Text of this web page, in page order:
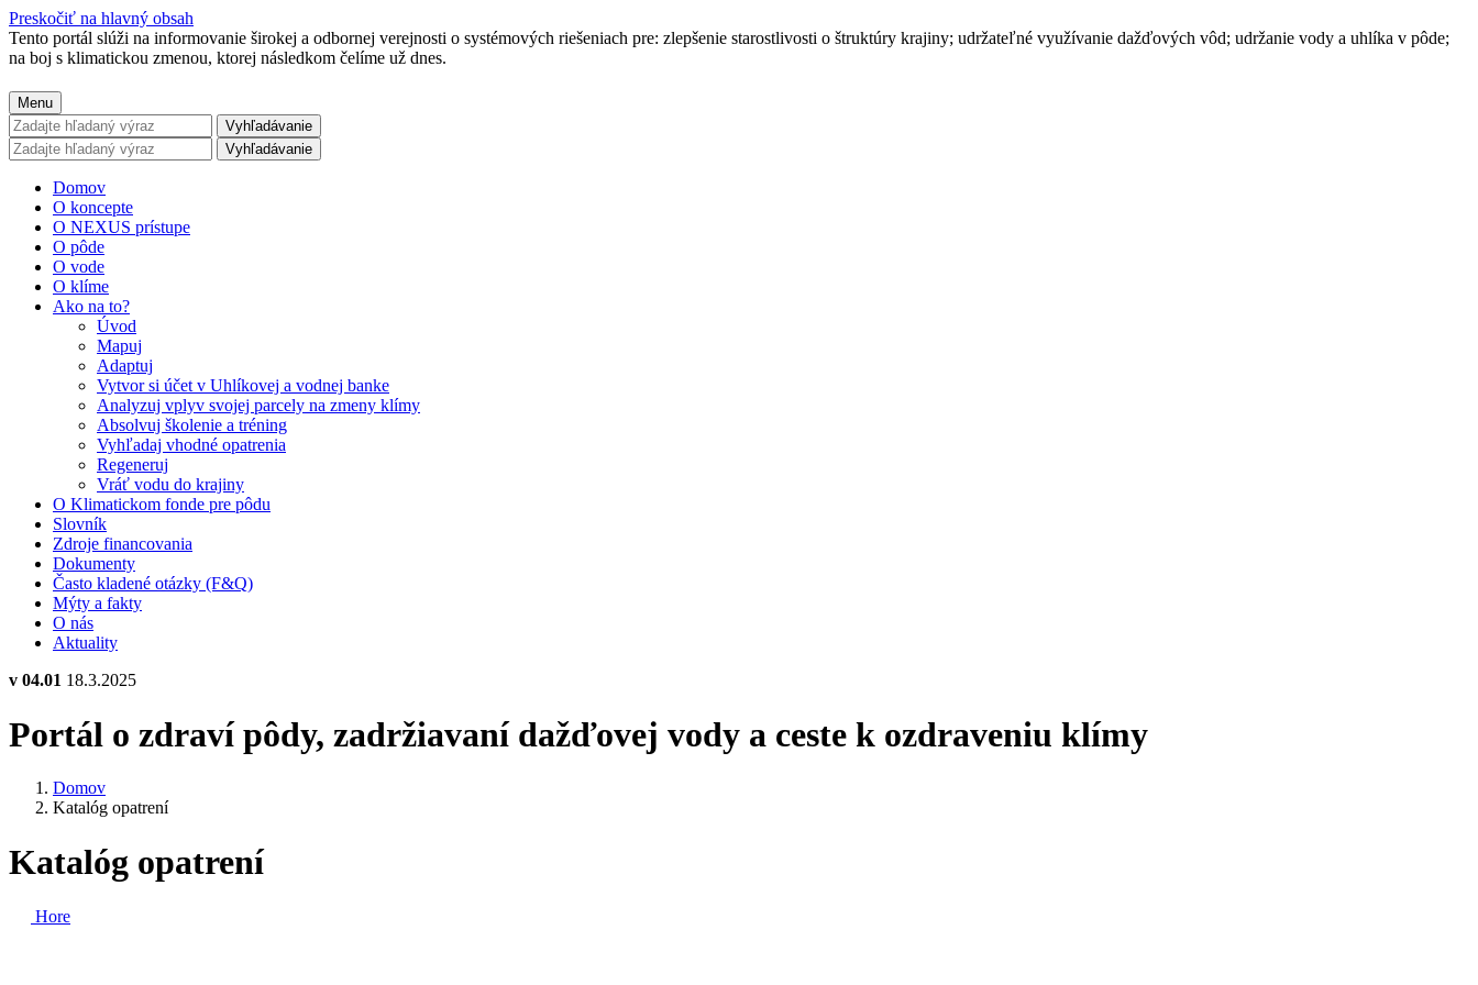
Preskočiť na hlavný obsah
Tento portál slúži na informovanie širokej a odbornej verejnosti o systémových riešeniach pre: zlepšenie starostlivosti o štruktúry krajiny; udržateľné využívanie dažďových vôd; udržanie vody a uhlíka v pôde;
na boj s klimatickou zmenou, ktorej následkom čelíme už dnes.
Menu
Vyhľadávanie
Vyhľadávanie
Domov
O koncepte
O NEXUS prístupe
O pôde
O vode
O klíme
Ako na to?
Úvod
Mapuj
Adaptuj
Vytvor si účet v Uhlíkovej a vodnej banke
Analyzuj vplyv svojej parcely na zmeny klímy
Absolvuj školenie a tréning
Vyhľadaj vhodné opatrenia
Regeneruj
Vráť vodu do krajiny
O Klimatickom fonde pre pôdu
Slovník
Zdroje financovania
Dokumenty
Často kladené otázky (F&Q)
Mýty a fakty
O nás
Aktuality
v 04.01 18.3.2025
Portál o zdraví pôdy, zadržiavaní dažďovej vody a ceste k ozdraveniu klímy
Domov
Katalóg opatrení
Katalóg opatrení
Hore